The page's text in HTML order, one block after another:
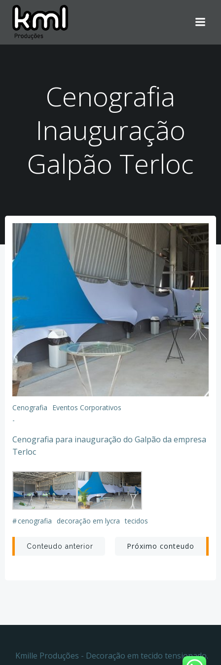
Cenografia
Inauguração
Galpão Terloc
Cenografia
Eventos Corporativos
-
Cenografia para inauguração do Galpão da empresa
Terloc
#cenografia decoração em lycra tecidos
Post
Conteudo anterior
Post
Próximo conteudo
Kmille Produções - Decoração em tecido tensionado.